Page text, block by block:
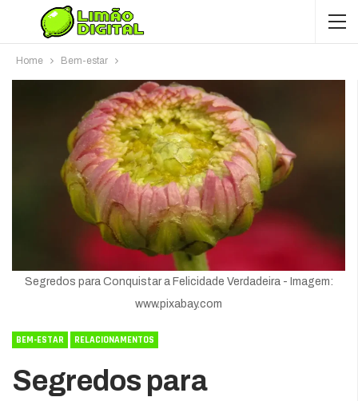
Home Bem-estar
Segredos para Conquistar a Felicidade Verdadeira - Imagem:
www.pixabay.com
BEM-ESTAR RELACIONAMENTOS
Segredos para